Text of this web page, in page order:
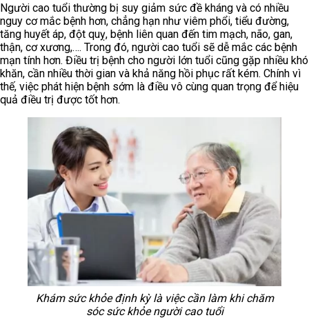
Người cao tuổi thường bị suy giảm sức đề kháng và có nhiều
nguy cơ mắc bệnh hơn, chẳng hạn như viêm phổi, tiểu đường,
tăng huyết áp, đột quỵ, bệnh liên quan đến tim mạch, não, gan,
thận, cơ xương,…. Trong đó, người cao tuổi sẽ dễ mắc các bệnh
mạn tính hơn. Điều trị bệnh cho người lớn tuổi cũng gặp nhiều khó
khăn, cần nhiều thời gian và khả năng hồi phục rất kém. Chính vì
thế, việc phát hiện bệnh sớm là điều vô cùng quan trọng để hiệu
quả điều trị được tốt hơn.
Khám sức khỏe định kỳ là việc cần làm khi chăm
sóc sức khỏe người cao tuổi